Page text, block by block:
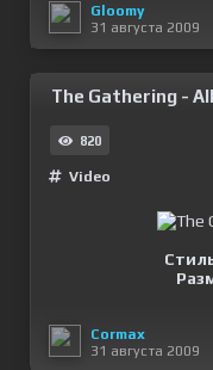
Gloomy
31 августа 2009
The Gathering -
820
Video
Cormax
31 августа 2009